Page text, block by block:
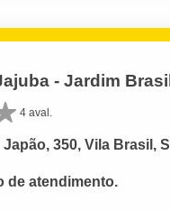
- Jardim
4 aval.
350, Vila Brasil,
de atendimento.